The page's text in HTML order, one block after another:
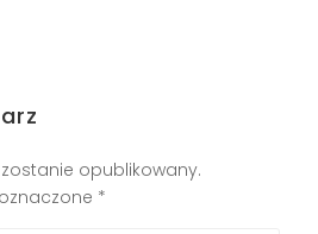
opublikowany.
*